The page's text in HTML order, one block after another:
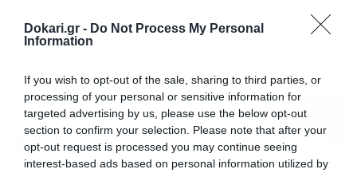
Dokari.gr - Do Not Process My Personal
Information
If you wish to opt-out of the sale, sharing to third parties, or
processing of your personal or sensitive information for
targeted advertising by us, please use the below opt-out
section to confirm your selection. Please note that after your
opt-out request is processed you may continue seeing
interest-based ads based on personal information utilized by
εκατοντάδες κρούσματα σαλμονέλας. Περισσότερα από
200 άτομα, ανάμεσά τους και πολλά παιδιά, υπέστησαν
Ροδόπης, σύμφωνα με την ιστοσελίδα «In Komotini
News». Όπως αναφέρεται στο σχετικό δημοσίευμα, τα
περιστατικά παρουσίαζαν συμπτώματα διάρροιας και
εμετού και αρχικά μεταφέρθηκαν στο νοσοκομείο της
Κομοτηνής. Ωστόσο, οι […]